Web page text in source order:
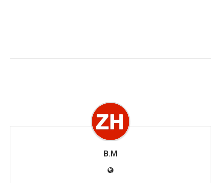
B.M